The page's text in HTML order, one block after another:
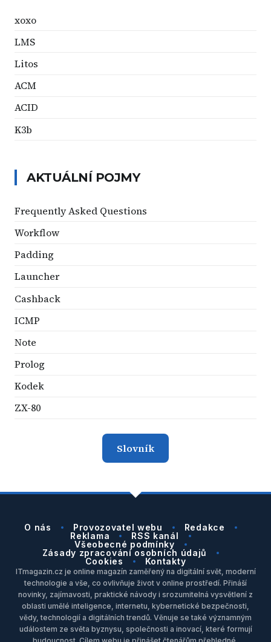
xoxo
LMS
Litos
ACM
ACID
K3b
AKTUÁLNÍ POJMY
Frequently Asked Questions
Workflow
Padding
Launcher
Cashback
ICMP
Note
Prolog
Kodek
ZX-80
Slovník
O nás Provozovatel webu
Redakce
Reklama
RSS kanál
Všeobecné podmínky
Zásady zpracování osobních údajů
Cookies
Kontakty
ITmagazin.cz je online magazín zaměřený na digitální svět, moderní
technologie a vše, co ovlivňuje život v online prostředí. Přináší
novinky, zajímavosti, praktické návody i srozumitelná vysvětlení z
oblasti umělé inteligence, internetu, kybernetické bezpečnosti,
vědy, technologií a digitálních trendů. Věnuje se také významným
událostem ze světa byznysu, společnosti a inovací, které formují